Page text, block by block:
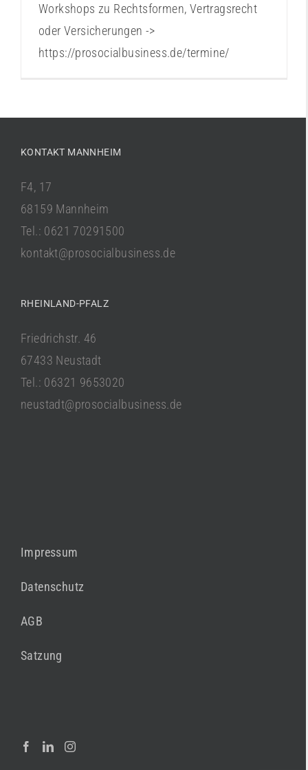
Workshops zu Rechtsformen, Vertragsrecht
oder Versicherungen ->
https://prosocialbusiness.de/termine/
KONTAKT MANNHEIM
F4, 17
68159 Mannheim
Tel.: 0621 70291500
kontakt@prosocialbusiness.de
RHEINLAND-PFALZ
Friedrichstr. 46
67433 Neustadt
Tel.: 06321 9653020
neustadt@prosocialbusiness.de
Impressum
Datenschutz
AGB
Satzung